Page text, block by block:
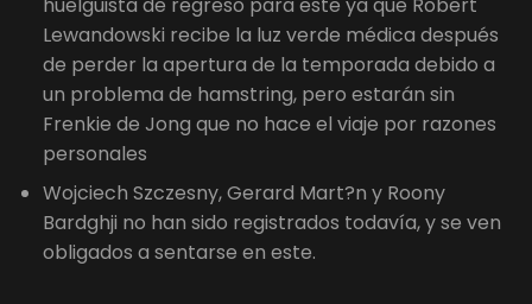
Lewandowski recibe la luz verde médica después
de perder la apertura de la temporada debido a
un problema de hamstring, pero estarán sin
Frenkie de Jong que no hace el viaje por razones
personales
Wojciech Szczesny, Gerard Mart?n y Roony
Bardghji no han sido registrados todavía, y se ven
obligados a sentarse en este.